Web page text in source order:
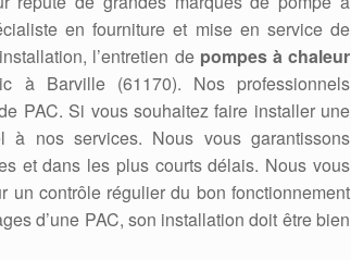
en fourniture et mise en service de
l’entretien de pompes à chaleur
à Barville (61170). Nos professionnels
PAC. Si vous souhaitez faire installer une
à nos services. Nous vous garantissons
et dans les plus courts délais. Nous vous
un contrôle régulier du bon fonctionnement
d’une PAC, son installation doit être bien